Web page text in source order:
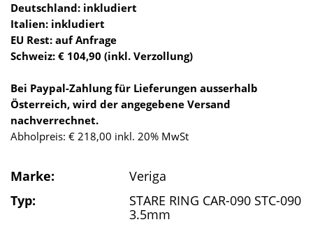
Deutschland: inkludiert
Italien: inkludiert
EU Rest: auf Anfrage
Schweiz: € 104,90 (inkl. Verzollung)
Bei Paypal-Zahlung für Lieferungen ausserhalb
Österreich, wird der angegebene Versand
nachverrechnet.
Abholpreis: € 218,00 inkl. 20% MwSt
Marke:
Veriga
Typ:
STARE RING CAR-090 STC-090
3.5mm